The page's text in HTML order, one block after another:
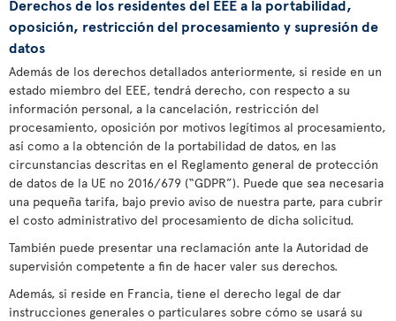
Derechos de los residentes del EEE a la portabilidad,
oposición, restricción del procesamiento y supresión de
datos
Además de los derechos detallados anteriormente, si reside en un
estado miembro del EEE, tendrá derecho, con respecto a su
información personal, a la cancelación, restricción del
procesamiento, oposición por motivos legítimos al procesamiento,
así como a la obtención de la portabilidad de datos, en las
circunstancias descritas en el Reglamento general de protección
de datos de la UE no 2016/679 (“GDPR”). Puede que sea necesaria
una pequeña tarifa, bajo previo aviso de nuestra parte, para cubrir
el costo administrativo del procesamiento de dicha solicitud.
También puede presentar una reclamación ante la Autoridad de
supervisión competente a fin de hacer valer sus derechos.
Además, si reside en Francia, tiene el derecho legal de dar
instrucciones generales o particulares sobre cómo se usará su